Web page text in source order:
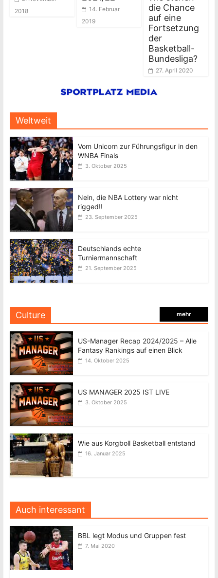
2018
14. Februar
2019
die Chance
auf eine
Fortsetzung
der
Basketball-
Bundesliga?
27. April 2020
Weltweit
Vom Unicorn zur Führungsfigur in den
WNBA Finals
3. Oktober 2025
Nein, die NBA Lottery war nicht
rigged!!
23. September 2025
Deutschlands echte
Turniermannschaft
21. September 2025
Culture mehr
US-Manager Recap 2024/2025 – Alle
Fantasy Rankings auf einen Blick
14. Oktober 2025
US MANAGER 2025 IST LIVE
3. Oktober 2025
Wie aus Korgboll Basketball entstand
16. Januar 2025
Auch interessant
BBL legt Modus und Gruppen fest
7. Mai 2020